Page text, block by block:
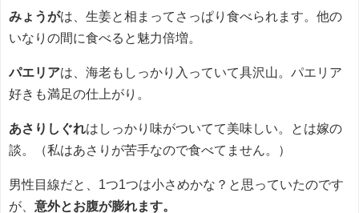
みょうがは、生姜と相まってさっぱり食べられます。他の
いなりの間に食べると魅力倍増。
パエリアは、海老もしっかり入っていて具沢山。パエリア
好きも満足の仕上がり。
あさりしぐれはしっかり味がついてて美味しい。とは嫁の
談。（私はあさりが苦手なので食べてません。）
男性目線だと、1つ1つは小さめかな？と思っていたのです
が、 意外とお腹が膨れます。